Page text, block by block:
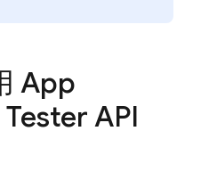
App
Tester API